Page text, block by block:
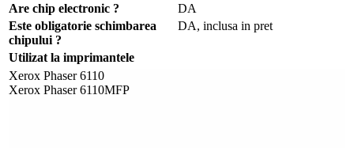
Are chip electronic ?
DA
Este obligatorie schimbarea
chipului ?
DA, inclusa in pret
Utilizat la imprimantele
Xerox Phaser 6110
Xerox Phaser 6110MFP